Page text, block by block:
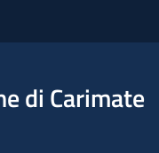
di Carimate